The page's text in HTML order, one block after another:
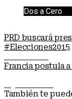
Dos a Cero
PRD buscará
#Elecciones2015
Francia postula
También te